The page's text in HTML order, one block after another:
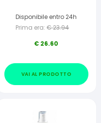
Disponibile entro 24h
Prima era: €23.94
€ 26.60
VAI AL PRODOTTO